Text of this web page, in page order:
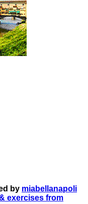
by miabellanapoli
exercises from